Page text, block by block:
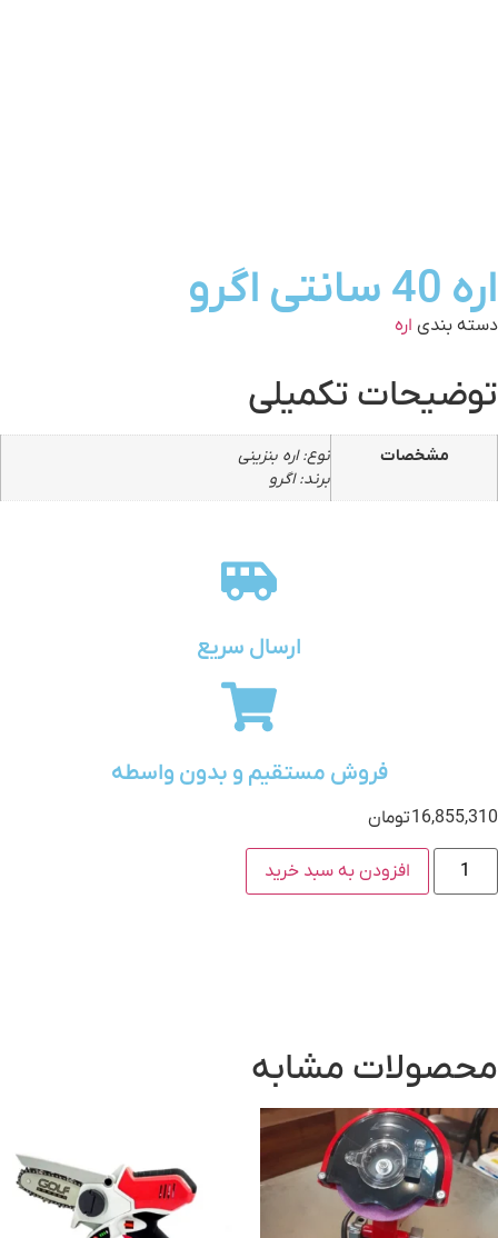
اره 40 سانتی اگرو
دسته بندی اره
توضیحات تکمیلی
مشخصات
نوع: اره بنزینی
برند: اگرو
ارسال سریع
فروش مستقیم و بدون واسطه
16,855,310تومان
افزودن به سبد خرید
محصولات مشابه